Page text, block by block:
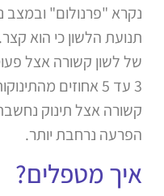
נקרא "פרנולום" ובמצב
תנועת הלשון כי הוא
של לשון קשורה אצל
3 עד 5 אחוזים
קשורה אצל תינוק
הפרעה נרחבת יותר.
איך מטפלים?